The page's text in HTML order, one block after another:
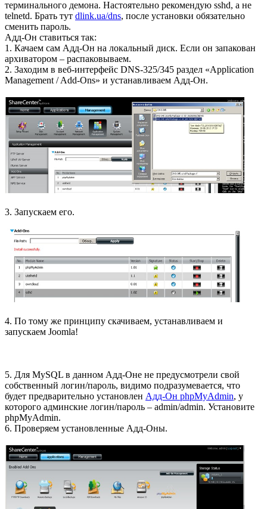
терминального демона. Настоятельно рекомендую sshd, а не
telnetd. Брать тут dlink.ua/dns, после установки обязательно
сменить пароль.
Адд-Он ставиться так:
1. Качаем сам Адд-Он на локальный диск. Если он запакован
архиватором – распаковываем.
2. Заходим в веб-интерфейс DNS-325/345 раздел «Application
Management / Add-Ons» и устанавливаем Адд-Он.
3. Запускаем его.
4. По тому же принципу скачиваем, устанавливаем и
запускаем Joomla!
5. Для MySQL в данном Адд-Оне не предусмотрели свой
собственный логин/пароль, видимо подразумевается, что
будет предварительно установленАдд-Он phpMyAdmin, у
которого админские логин/пароль – admin/admin. Установите